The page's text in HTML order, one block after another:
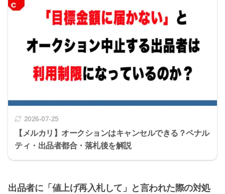
2026-07-25
【メルカリ】オークションはキャンセルできる？ペナル
ティ・出品者都合・落札後を解説
出品者に「値上げ再入札して」と言われた際の対処